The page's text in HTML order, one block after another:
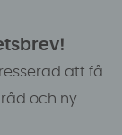
att få
och ny